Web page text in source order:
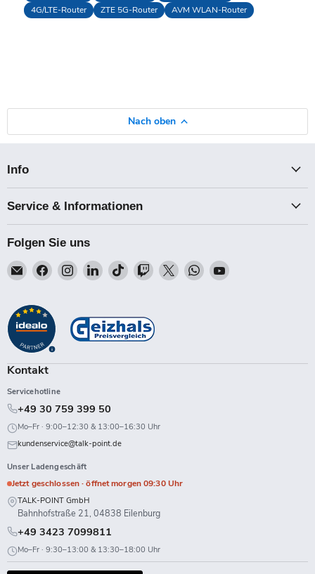
4G/LTE-Router
ZTE 5G-Router AVM WLAN-Router
Nach oben
Info
Service & Informationen
Folgen Sie uns
Email
Talk-
Finden
Sie
auf
Facebook
Finden
Sie
auf
Instagram
Finden
Sie
auf
LinkedIn
Finden
Sie
auf
TikTok
Finden
Sie
Twitch
Finden
Sie
Finden
Sie
Finden
Kontakt
Servicehotline
+49 30 759 399 50
Mo–Fr · 9:00–12:30 & 13:00–16:30 Uhr
kundenservice@talk-point.de
Unser Ladengeschäft
Jetzt geschlossen · öffnet morgen 09:30 Uhr
TALK-POINT GmbH
Bahnhofstraße 21, 04838 Eilenburg
+49 3423 7099811
Mo–Fr · 9:30–13:00 & 13:30–18:00 Uhr